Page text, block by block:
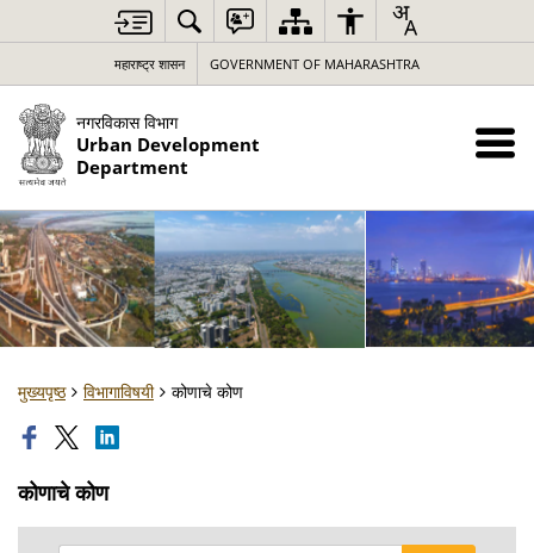
महाराष्ट्र शासन GOVERNMENT OF MAHARASHTRA
नगरविकास विभाग
Urban Development
Department
मुख्यपृष्ठ विभागाविषयी कोणाचे कोण
कोणाचे कोण